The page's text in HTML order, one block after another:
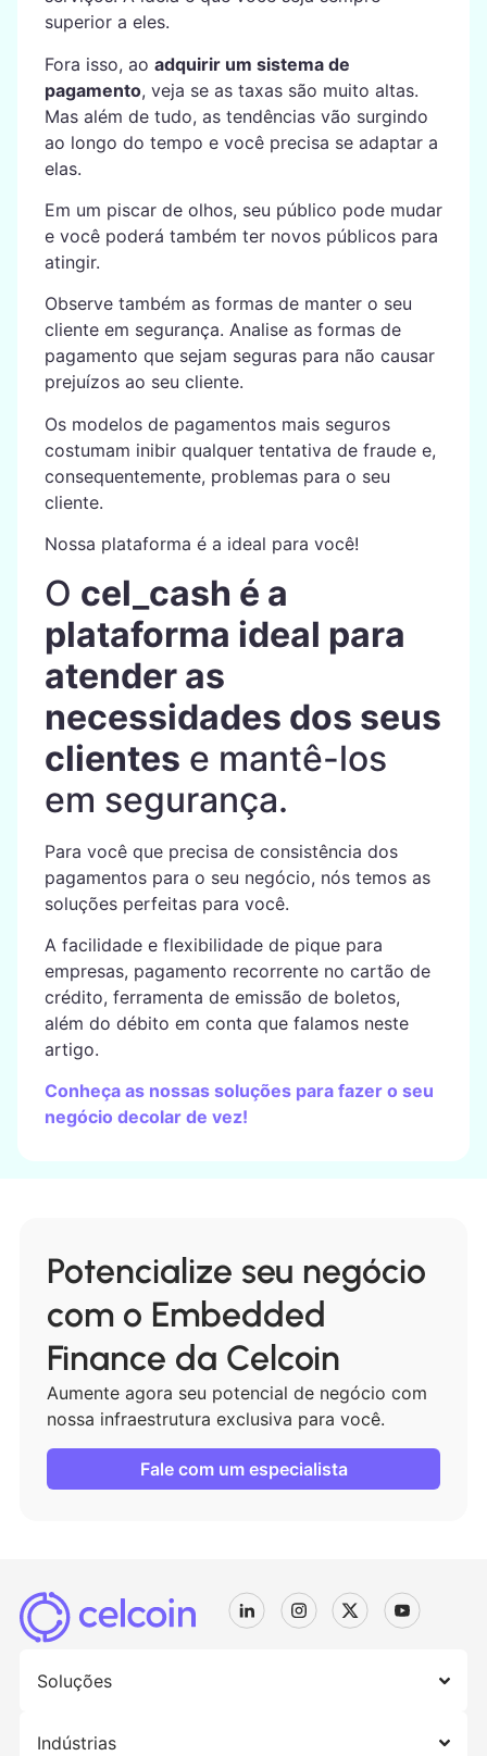
superior a eles.
Fora isso, ao adquirir um sistema de
pagamento, veja se as taxas são muito altas.
Mas além de tudo, as tendências vão surgindo
ao longo do tempo e você precisa se adaptar a
elas.
Em um piscar de olhos, seu público pode mudar
e você poderá também ter novos públicos para
atingir.
Observe também as formas de manter o seu
cliente em segurança. Analise as formas de
pagamento que sejam seguras para não causar
prejuízos ao seu cliente.
Os modelos de pagamentos mais seguros
costumam inibir qualquer tentativa de fraude e,
consequentemente, problemas para o seu
cliente.
Nossa plataforma é a ideal para você!
O cel_cash é a
plataforma ideal para
atender as
necessidades dos seus
clientes e mantê-los
em segurança.
Para você que precisa de consistência dos
pagamentos para o seu negócio, nós temos as
soluções perfeitas para você.
A facilidade e flexibilidade de pique para
empresas, pagamento recorrente no cartão de
crédito, ferramenta de emissão de boletos,
além do débito em conta que falamos neste
artigo.
Conheça as nossas soluções para fazer o seu
negócio decolar de vez!
Potencialize seu negócio
com o Embedded
Finance da Celcoin
Aumente agora seu potencial de negócio com
nossa infraestrutura exclusiva para você.
Fale com um especialista
Soluções
Indústrias